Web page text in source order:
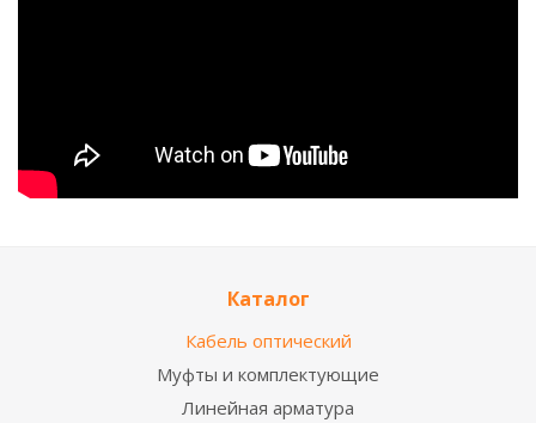
Каталог
Кабель оптический
Муфты и комплектующие
Линейная арматура